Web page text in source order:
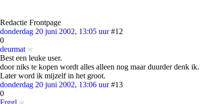
Redactie Frontpage
donderdag 20 juni 2002, 13:05 uur #12
0
deurmat
Best een leuke user.
door niks te kopen wordt alles alleen nog maar duurder denk ik.
Later word ik mijzelf in het groot.
donderdag 20 juni 2002, 13:06 uur #13
0
Frggl